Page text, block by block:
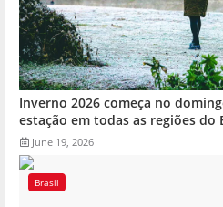
Inverno 2026 começa no
estação em todas as regiões do
June 19, 2026
Brasil